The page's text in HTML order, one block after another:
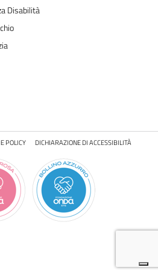
Disabilità
POLICY DICHIARAZIONE DI ACCESSIBILITÀ